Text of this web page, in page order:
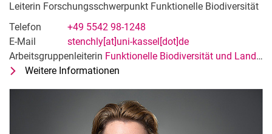
Leiterin Forschungsschwerpunkt Funktionelle Biodiversität
Telefon
+49 5542 98-1248
E-Mail
stenchly[at]uni-kassel[dot]de
Arbeitsgruppenleiterin
Funktionelle Biodiversität und Landschaftsökologie
Weitere Informationen